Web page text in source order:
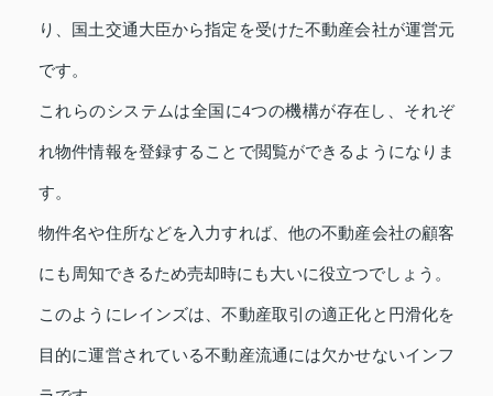
り、国土交通大臣から指定を受けた不動産会社が運営元
です。
これらのシステムは全国に4つの機構が存在し、それぞ
れ物件情報を登録することで閲覧ができるようになりま
す。
物件名や住所などを入力すれば、他の不動産会社の顧客
にも周知できるため売却時にも大いに役立つでしょう。
このようにレインズは、不動産取引の適正化と円滑化を
目的に運営されている不動産流通には欠かせないインフ